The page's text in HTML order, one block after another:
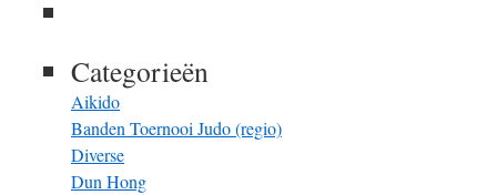
Categorieën
Aikido
Banden Toernooi Judo (regio)
Diverse
Dun Hong